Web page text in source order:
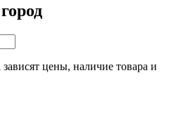
цены, наличие товара и